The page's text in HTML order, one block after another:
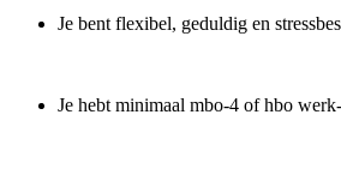
Je bent flexibel, geduldig en
Je hebt minimaal mbo-4 of hbo